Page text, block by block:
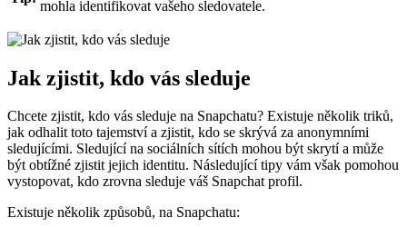
mohla identifikovat vašeho sledovatele.
Jak zjistit, kdo vás sleduje
Chcete zjistit, kdo vás sleduje na Snapchatu? Existuje několik triků,
jak odhalit toto tajemství a zjistit, kdo se skrývá za anonymními
sledujícími. Sledující na sociálních sítích mohou být skrytí a může
být obtížné zjistit jejich identitu. Následující tipy vám však pomohou
vystopovat, kdo zrovna sleduje váš Snapchat profil.
Existuje několik způsobů, na Snapchatu: